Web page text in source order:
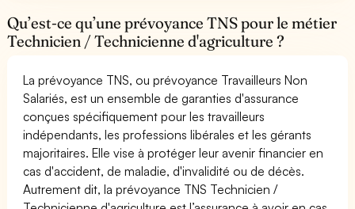
Qu’est-ce qu’une prévoyance TNS pour le métier
Technicien / Technicienne d'agriculture ?
La prévoyance TNS, ou prévoyance Travailleurs Non
Salariés, est un ensemble de garanties d'assurance
conçues spécifiquement pour les travailleurs
indépendants, les professions libérales et les gérants
majoritaires. Elle vise à protéger leur avenir financier en
cas d'accident, de maladie, d'invalidité ou de décès.
Autrement dit, la prévoyance TNS Technicien /